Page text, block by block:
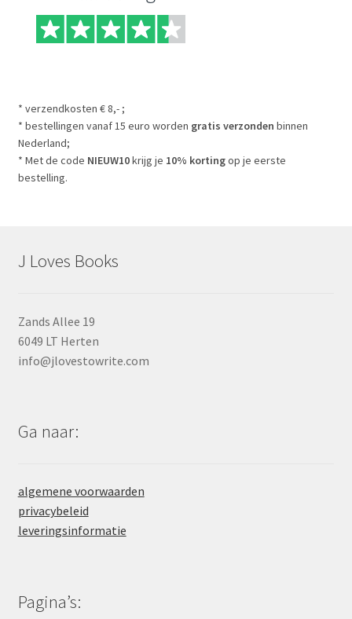
* verzendkosten € 8,- ;
* bestellingen vanaf 15 euro worden gratis verzonden binnen
Nederland;
* Met de code NIEUW10krijg je 10% kortingop je eerste
bestelling.
J Loves Books
Zands Allee 19
6049 LT Herten
info@jlovestowrite.com
Ga naar:
algemene voorwaarden
privacybeleid
leveringsinformatie
Pagina’s: